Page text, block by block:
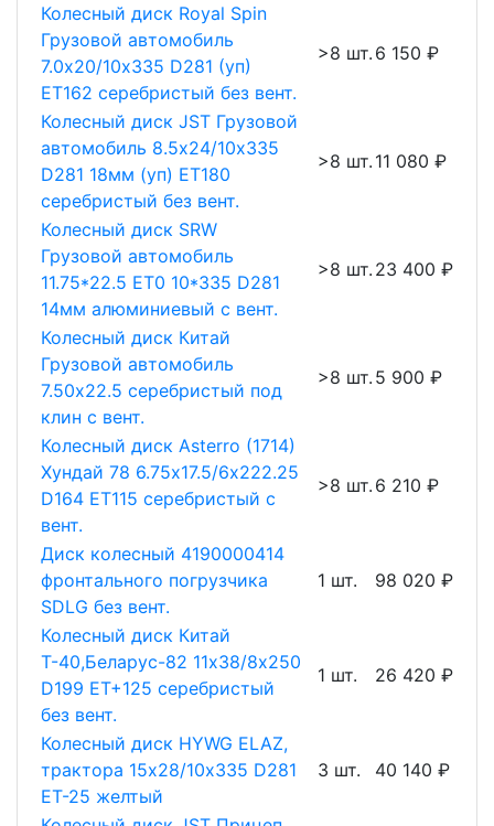
Колесный диск Royal Spin
Грузовой автомобиль
7.0х20/10х335 D281 (уп)
ET162 серебристый без вент.
>8 шт. 6 150 ₽
Колесный диск JST Грузовой
автомобиль 8.5х24/10х335
D281 18мм (уп) ET180
серебристый без вент.
>8 шт. 11 080 ₽
Колесный диск SRW
Грузовой автомобиль
11.75*22.5 ET0 10*335 D281
14мм алюминиевый с вент.
>8 шт. 23 400 ₽
Колесный диск Китай
Грузовой автомобиль
7.50х22.5 серебристый под
клин с вент.
>8 шт. 5 900 ₽
Колесный диск Asterro (1714)
Хундай 78 6.75х17.5/6х222.25
D164 ET115 серебристый с
вент.
>8 шт. 6 210 ₽
Диск колесный 4190000414
фронтального погрузчика
SDLG без вент.
1 шт. 98 020 ₽
Колесный диск Китай
Т-40,Беларус-82 11х38/8х250
D199 ET+125 серебристый
без вент.
1 шт. 26 420 ₽
Колесный диск HYWG ELAZ,
трактора 15х28/10х335 D281
ET-25 желтый
3 шт. 40 140 ₽